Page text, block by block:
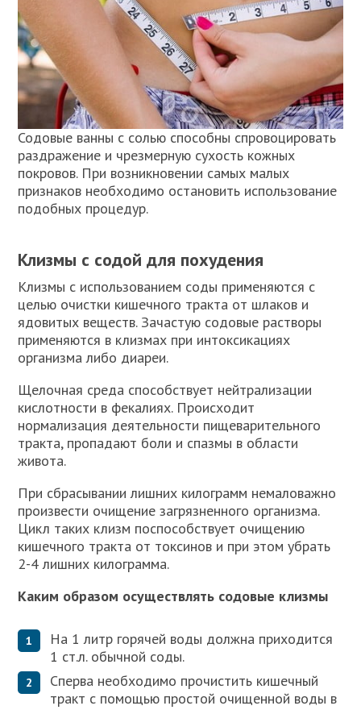
Содовые ванны с солью способны спровоцировать
раздражение и чрезмерную сухость кожных
покровов. При возникновении самых малых
признаков необходимо остановить использование
подобных процедур.
Клизмы с содой для похудения
Клизмы с использованием соды применяются с
целью очистки кишечного тракта от шлаков и
ядовитых веществ. Зачастую содовые растворы
применяются в клизмах при интоксикациях
организма либо диареи.
Щелочная среда способствует нейтрализации
кислотности в фекалиях. Происходит
нормализация деятельности пищеварительного
тракта, пропадают боли и спазмы в области
живота.
При сбрасывании лишних килограмм немаловажно
произвести очищение загрязненного организма.
Цикл таких клизм поспособствует очищению
кишечного тракта от токсинов и при этом убрать
2-4 лишних килограмма.
Каким образом осуществлять содовые клизмы
На 1 литр горячей воды должна приходится
1 ст.л. обычной соды.
Сперва необходимо прочистить кишечный
тракт с помощью простой очищенной воды в